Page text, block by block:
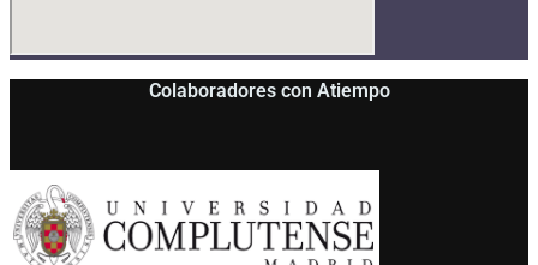
Colaboradores con Atiempo